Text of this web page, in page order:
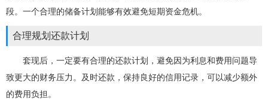
段。一个合理的储备计划能够有效避免短期资金危机。
合理规划还款计划
套现后，一定要有合理的还款计划，避免因为利息和费用问题导
致更大的财务压力。及时还款，保持良好的信用记录，可以减少额外
的费用负担。